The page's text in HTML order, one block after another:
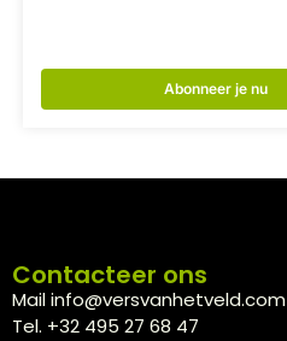
Abonneer je nu
Contacteer ons
Mail info@versvanhetveld.com
Tel. +32 495 27 68 47